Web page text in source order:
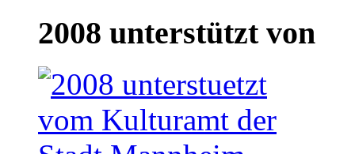
2008 unterstützt von